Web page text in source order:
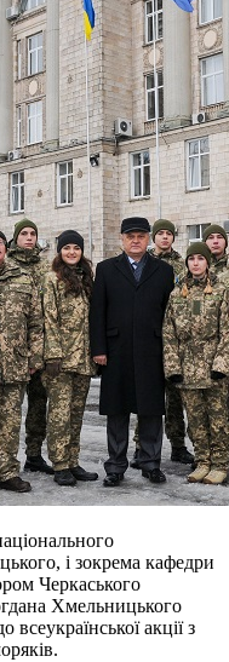
і зокрема кафедри
Черкаського
Хмельницького
акції з